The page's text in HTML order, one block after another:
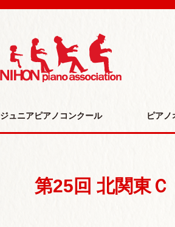
ジュニアピアノコンクール ピアノ
第25回 北関東